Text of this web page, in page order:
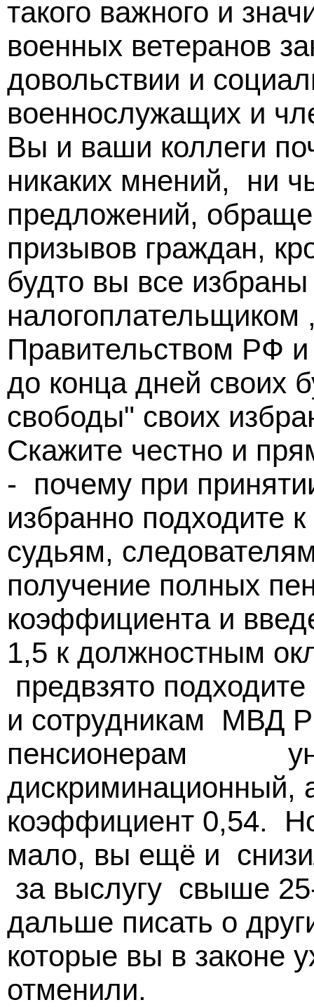
такого важного и
военных ветеранов
довольствии и
военнослужащих и
Вы и ваши коллеги
никаких мнений, ни
предложений,
призывов граждан,
будто вы все
налогоплательщиком
Правительством РФ и
до конца дней своих
свободы" своих
Скажите честно и
- почему при
избранно подходите
судьям,
получение полных
коэффициента и
1,5 к должностным
предвзято
и сотрудникам МВД
пенсионерам
дискриминационный,
коэффициент 0,54.
мало, вы ещё и
за выслугу свыше
дальше писать о
которые вы в законе
отменили.